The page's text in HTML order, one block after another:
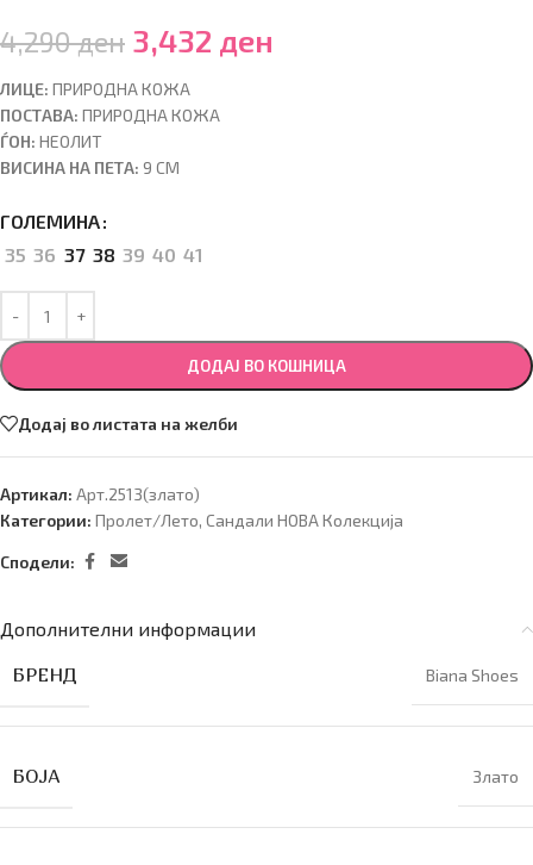
4,290ден 3,432 ден
ЛИЦЕ: ПРИРОДНА КОЖА
ПОСТАВА: ПРИРОДНА КОЖА
ЃОН: НЕОЛИТ
ВИСИНА НА ПЕТА: 9 CM
ГОЛЕМИНА
35 36 37 38 39 40 41
ДОДАЈ ВО КОШНИЦА
Додај во листата на желби
Артикал: Арт.2513(злато)
Категории: Пролет/Лето, Сандали НОВА Колекција
Сподели:
Дополнителни информации
БРЕНД Biana Shoes
БОЈА Злато